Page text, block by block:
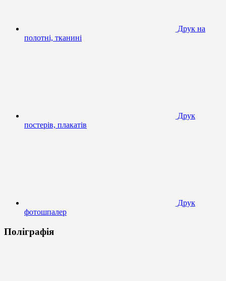
Друк на
полотні, тканині
Друк
постерів, плакатів
Друк
фотошпалер
Поліграфія